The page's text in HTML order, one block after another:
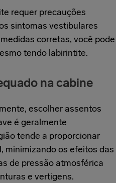
requer precauções
sintomas vestibulares
corretas, você pode
tendo labirintite.
na cabine
escolher assentos
é geralmente
tende a proporcionar
minimizando os efeitos das
de pressão atmosférica
e vertigens.